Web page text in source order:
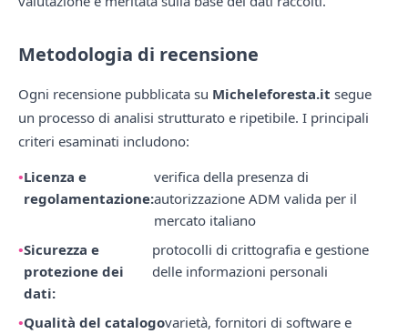
Metodologia di recensione
Ogni recensione pubblicata su Micheleforesta.it segue
un processo di analisi strutturato e ripetibile. I principali
criteri esaminati includono:
Licenza e
regolamentazione:
verifica della presenza di
autorizzazione ADM valida per il
mercato italiano
Sicurezza e
protezione dei
dati:
protocolli di crittografia e gestione
delle informazioni personali
Qualità del catalogovarietà, fornitori di software e